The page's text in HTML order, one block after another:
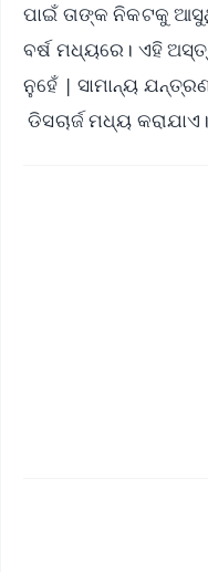
ପାଇଁ ତାଙ୍କ ନିକଟକୁ
ବର୍ଷ ମଧ୍ୟରେ। ଏହି
ନୁହେଁ | ସାମାନ୍ୟ
ଡିସଚାର୍ଜ ମଧ୍ୟ କରାଯାଏ।